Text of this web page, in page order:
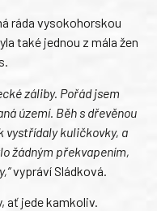
ráda vysokohorskou
také jednou z mála žen
záliby. Pořád jsem
území. Běh s dřevěnou
vystřídaly kuličkovky, a
žádným překvapením,
vypráví Sládková.
ať jede kamkoliv.